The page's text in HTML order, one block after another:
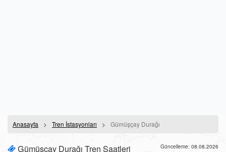
Anasayfa Tren İstasyonları Gümüşçay Durağı
Gümüşçay Durağı Tren Saatleri Güncelleme: 08.08.2026